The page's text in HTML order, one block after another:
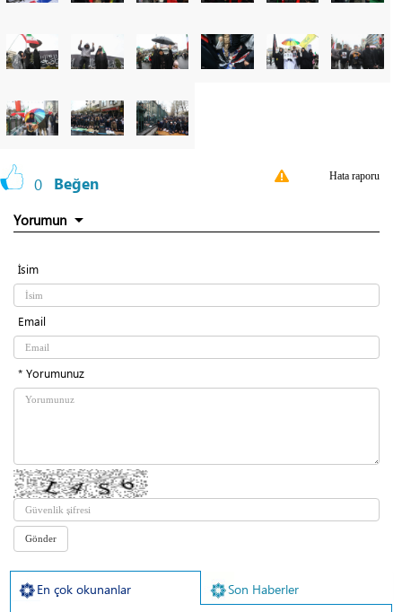
0 Beğen Hata raporu
Yorumun
İsim
Email
* Yorumunuz
En çok okunanlar Son Haberler